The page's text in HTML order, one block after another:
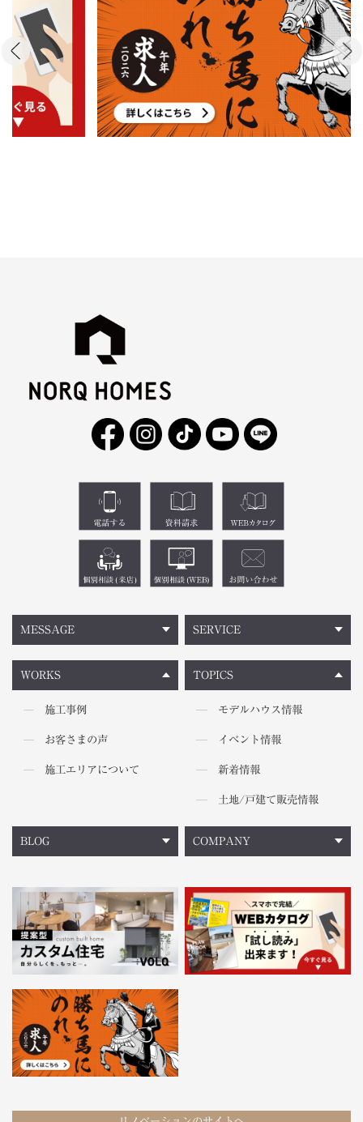
MESSAGE
WORKS
施工事例
お客さまの声
施工エリアについて
TOPICS
モデルハウス情報
イベント情報
新着情報
土地/戸建て販売情報
SERVICE
BLOG COMPANY